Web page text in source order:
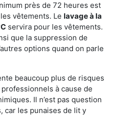
près de 72 heures est
vêtements. Le lavage à la
servira pour les vêtements.
que la suppression de
options quand on parle
beaucoup plus de risques
à cause de
Il n’est pas question
car les punaises de lit y